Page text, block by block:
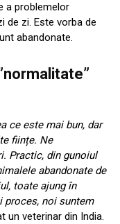
a problemelor
de zi. Este vorba de
abandonate.
ce este mai bun, dar
ființe. Ne
Practic, din gunoiul
abandonate de
toate ajung în
proces, noi suntem
un veterinar din India.